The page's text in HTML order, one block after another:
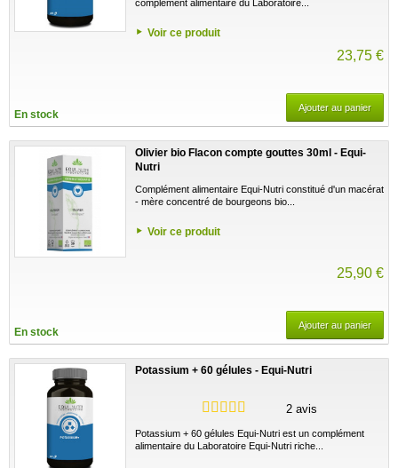
complément alimentaire du Laboratoire...
Voir ce produit
23,75 €
En stock
Ajouter au panier
Olivier bio Flacon compte gouttes 30ml - Equi-
Nutri
Complément alimentaire Equi-Nutri constitué d'un macérat
- mère concentré de bourgeons bio...
Voir ce produit
25,90 €
En stock
Ajouter au panier
Potassium + 60 gélules - Equi-Nutri
2 avis
Potassium + 60 gélules Equi-Nutri est un complément
alimentaire du Laboratoire Equi-Nutri riche...